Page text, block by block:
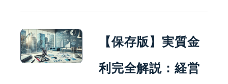
【保存版】実質金
利完全解説：経営